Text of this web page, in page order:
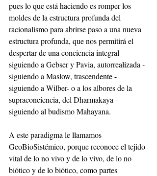
pues lo que está haciendo es romper los
moldes de la estructura profunda del
racionalismo para abrirse paso a una nueva
estructura profunda, que nos permitirá el
despertar de una conciencia integral -
siguiendo a Gebser y Pavia, autorrealizada -
siguiendo a Maslow, trascendente -
siguiendo a Wilber- o a los albores de la
supraconciencia, del Dharmakaya -
siguiendo al budismo Mahayana.
A este paradigma le llamamos
GeoBioSistémico, porque reconoce el tejido
vital de lo no vivo y de lo vivo, de lo no
biótico y de lo biótico, como partes